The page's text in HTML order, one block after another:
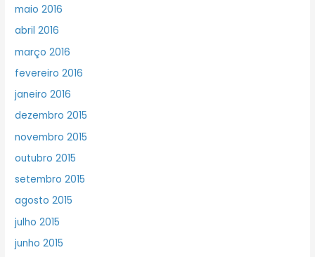
maio 2016
abril 2016
março 2016
fevereiro 2016
janeiro 2016
dezembro 2015
novembro 2015
outubro 2015
setembro 2015
agosto 2015
julho 2015
junho 2015